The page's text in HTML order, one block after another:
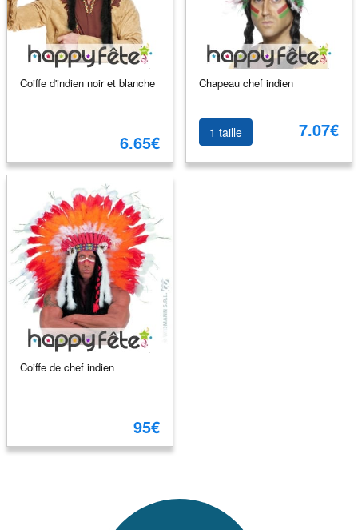
Coiffe d'indien noir et blanche
6.65€
Chapeau chef indien
1 taille 7.07€
Coiffe de chef indien
95€